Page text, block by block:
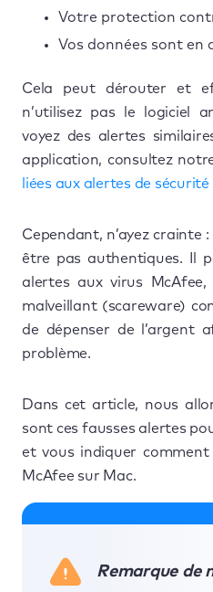
Votre protection
Vos données sont en
Cela peut dérouter et
n’utilisez pas le logiciel
voyez des alertes
application, consultez
liées aux alertes de
Cependant, n’ayez crainte
être pas authentiques. Il
alertes aux virus
malveillant (scareware)
de dépenser de l’argent
problème.
Dans cet article, nous
sont ces fausses alertes
et vous indiquer
McAfee sur Mac.
Remarque de